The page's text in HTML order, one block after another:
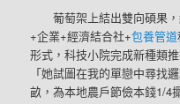
葡萄架上結出雙向碩果
+企業+經濟結合社+包養管道
形式，科技小院完成新種類
「她試圖在我的單戀中尋找
畝，為本地農戶節儉本錢1/4